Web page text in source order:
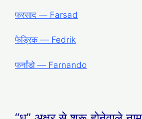
फरसाद ― Farsad
फेड्रिक ― Fedrik
फर्नांडो ― Farnando